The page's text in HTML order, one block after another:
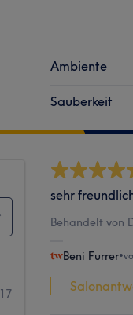
Ambiente
Sauberkeit
sehr
Behandelt von
Beni Furrer•